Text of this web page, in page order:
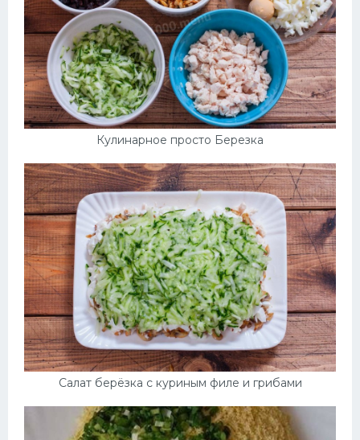
Кулинарное просто Березка
Салат берёзка с куриным филе и грибами